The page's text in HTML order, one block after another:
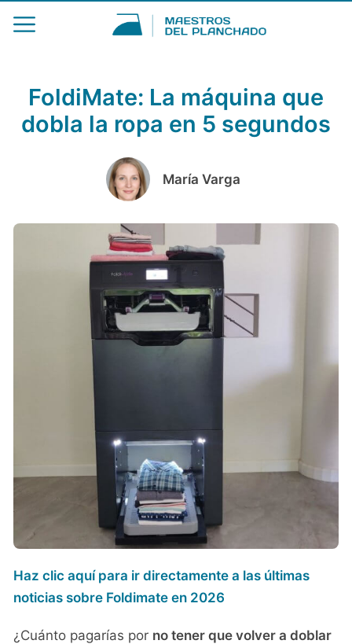
FoldiMate: La máquina que
dobla la ropa en 5 segundos
María Varga
Haz clic aquí para ir directamente a las últimas
noticias sobre Foldimate en 2026
¿Cuánto pagarías por no tener que volver a doblar